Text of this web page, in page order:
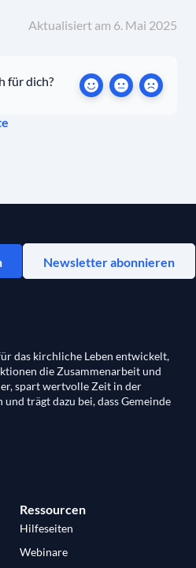
Aktualisiert am 6. Mai 2025
für dich?
Newsletter abonnieren
das kirchliche Leben entwickelt,
die Zusammenarbeit und
spart wertvolle Zeit in der
trägt dazu bei, dass Gemeinde
Ressourcen
Hilfeseiten
Webinare